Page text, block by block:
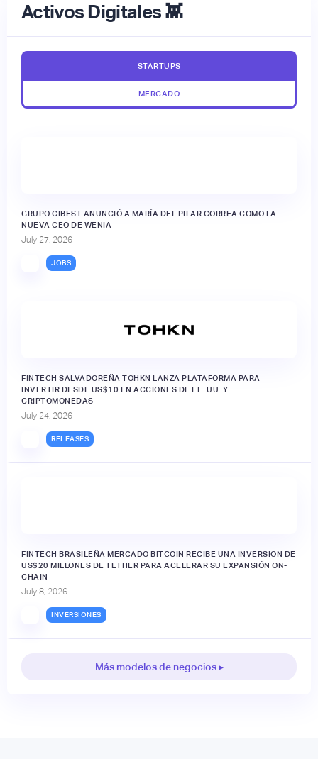
Activos Digitales 👾
STARTUPS
MERCADO
GRUPO CIBEST ANUNCIÓ A MARÍA DEL PILAR CORREA COMO LA
NUEVA CEO DE WENIA
July 27, 2026
JOBS
FINTECH SALVADOREÑA TOHKN LANZA PLATAFORMA PARA
INVERTIR DESDE US$10 EN ACCIONES DE EE. UU. Y
CRIPTOMONEDAS
July 24, 2026
RELEASES
FINTECH BRASILEÑA MERCADO BITCOIN RECIBE UNA INVERSIÓN DE
US$20 MILLONES DE TETHER PARA ACELERAR SU EXPANSIÓN ON-
CHAIN
July 8, 2026
INVERSIONES
Más modelos de negocios ▸